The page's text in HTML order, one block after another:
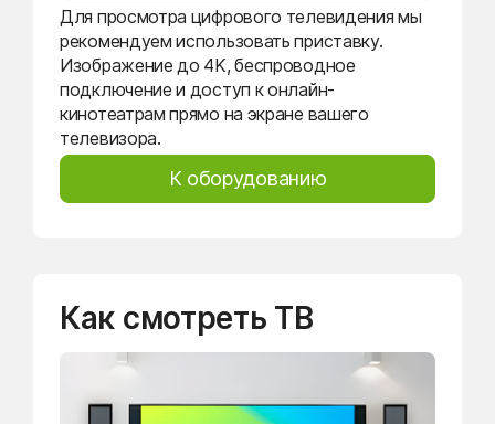
Для просмотра цифрового телевидения мы
рекомендуем использовать приставку.
Изображение до 4K, беспроводное
подключение и доступ к онлайн-
кинотеатрам прямо на экране вашего
телевизора.
К оборудованию
Как смотреть ТВ